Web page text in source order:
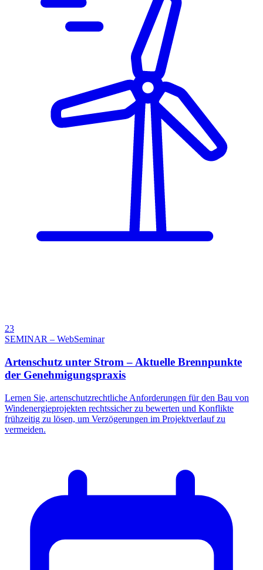
23
SEMINAR – WebSeminar
Artenschutz unter Strom – Aktuelle Brennpunkte
der Genehmigungspraxis
Lernen Sie, artenschutzrechtliche Anforderungen für den Bau von
Windenergieprojekten rechtssicher zu bewerten und Konflikte
frühzeitig zu lösen, um Verzögerungen im Projektverlauf zu
vermeiden.